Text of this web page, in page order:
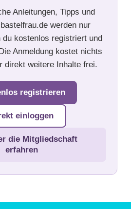
Anleitungen, Tipps und
werden nur
du kostenlos registriert und
Anmeldung kostet nichts
direkt weitere Inhalte frei.
registrieren
einloggen
die Mitgliedschaft
erfahren